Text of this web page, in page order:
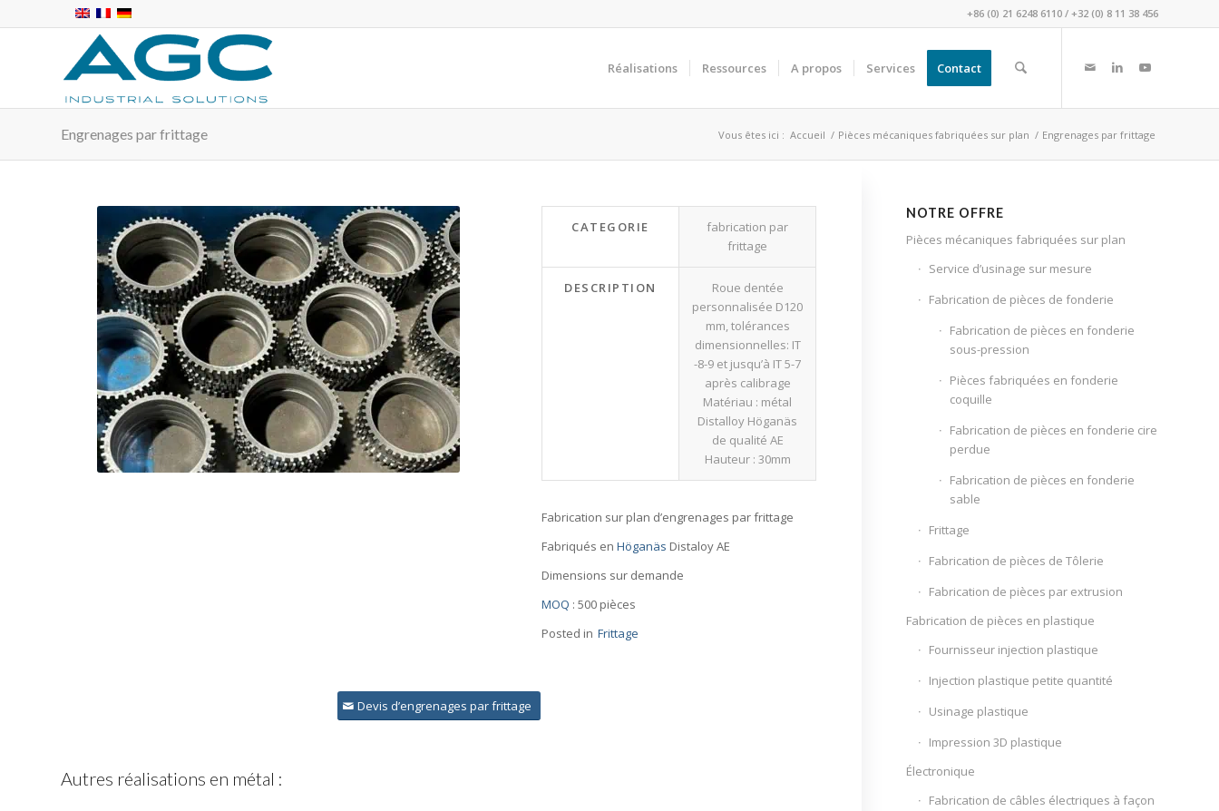
+86 (0) 21 6248 6110 / +32 (0) 8 11 38 456
Réalisations Ressources A propos Services Contact
Engrenages par frittage Vous êtes ici : Accueil / Pièces mécaniques fabriquées sur plan / Engrenages par frittage
CATEGORIE
fabrication par
frittage
DESCRIPTION
Roue dentée
personnalisée D120
mm, tolérances
dimensionnelles: IT
-8-9 et jusqu’à IT 5-7
après calibrage
Matériau : métal
Distalloy Höganäs
de qualité AE
Hauteur : 30mm
Fabrication sur plan d’engrenages par frittage
Fabriqués en Höganäs Distaloy AE
Dimensions sur demande
MOQ : 500 pièces
Posted in Frittage
Devis d’engrenages par frittage
Autres réalisations en métal :
NOTRE OFFRE
Pièces mécaniques fabriquées sur plan
Service d’usinage sur mesure
Fabrication de pièces de fonderie
Fabrication de pièces en fonderie
sous-pression
Pièces fabriquées en fonderie
coquille
Fabrication de pièces en fonderie cire
perdue
Fabrication de pièces en fonderie
sable
Frittage
Fabrication de pièces de Tôlerie
Fabrication de pièces par extrusion
Fabrication de pièces en plastique
Fournisseur injection plastique
Injection plastique petite quantité
Usinage plastique
Impression 3D plastique
Électronique
Fabrication de câbles électriques à façon